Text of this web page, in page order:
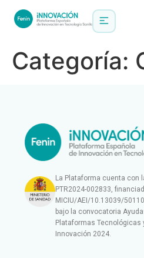
Categoría:
La Plataforma cuenta con
PTR2024-002833,
MICIU/AEI/10.13039/
bajo la convocatoria
Plataformas Tecnológicas
Innovación 2024.